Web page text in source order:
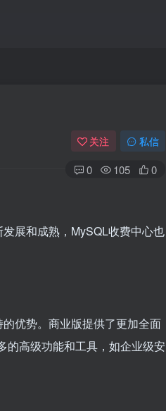
关注 私信
0 105 0
展和成熟，MySQL收费中心也
优势。商业版提供了更加全面
的高级功能和工具，如企业级安